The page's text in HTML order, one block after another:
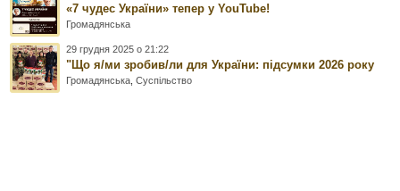
«7 чудес України» тепер у YouTube!
Громадянська
29 грудня 2025 о 21:22
"Що я/ми зробив/ли для України: підсумки 2026 року
Громадянська ,Суспільство